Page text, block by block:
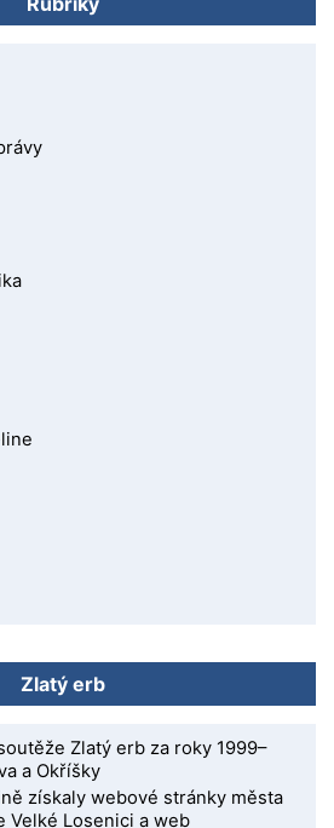
Zlatý erb
Zlatý erb za roky 1999–
a Okříšky
získaly webové stránky města
Velké Losenici a web